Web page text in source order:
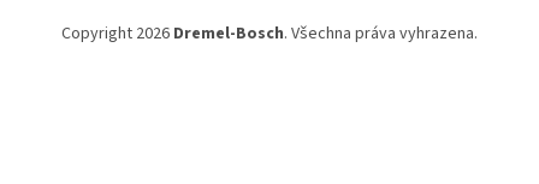
Copyright 2026 Dremel-Bosch. Všechna práva vyhrazena.